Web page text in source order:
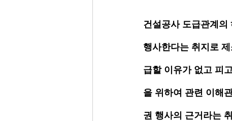
건설공사 도급관계의
행사한다는 취지로
급할 이유가 없고 피
을 위하여 관련 이해
권 행사의 근거라는